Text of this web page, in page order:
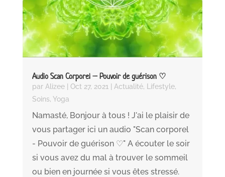
Audio Scan Corporel – Pouvoir de guérison ♡
par Alizee| Oct 27, 2021| Actualité, Lifestyle,
Soins, Yoga
Namasté, Bonjour à tous ! J'ai le plaisir de
vous partager ici un audio "Scan corporel
- Pouvoir de guérison ♡" A écouter le soir
si vous avez du mal à trouver le sommeil
ou bien en journée si vous êtes stressé.